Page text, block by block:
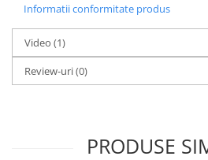
lame universale, spatulă pentru
Ideal pentru lucrări de restaurare,
rame de feronerie etc.
Informatii conformitate produs
Video (1)
Review-uri(0)
PRODUSE